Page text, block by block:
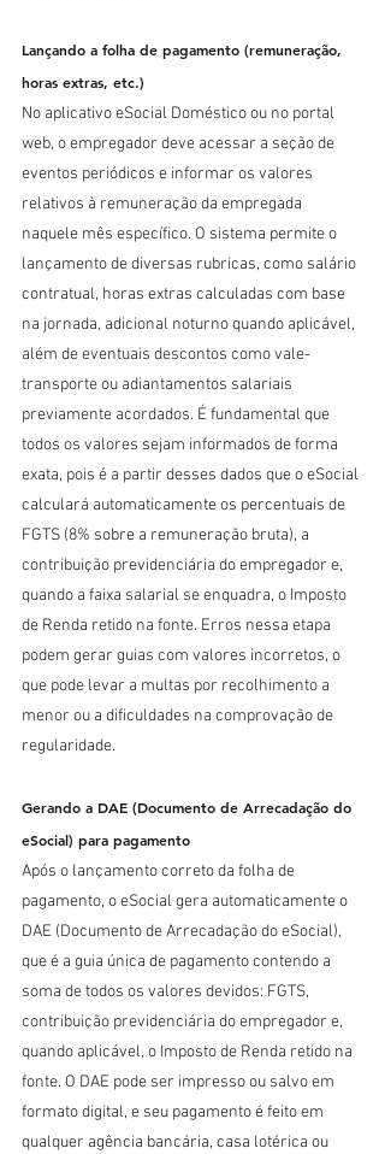
Lançando a folha de pagamento (remuneração,
horas extras, etc.)
No aplicativo eSocial Doméstico ou no portal
web, o empregador deve acessar a seção de
eventos periódicos e informar os valores
relativos à remuneração da empregada
naquele mês específico. O sistema permite o
lançamento de diversas rubricas, como salário
contratual, horas extras calculadas com base
na jornada, adicional noturno quando aplicável,
além de eventuais descontos como vale-
transporte ou adiantamentos salariais
previamente acordados. É fundamental que
todos os valores sejam informados de forma
exata, pois é a partir desses dados que o eSocial
calculará automaticamente os percentuais de
FGTS (8% sobre a remuneração bruta), a
contribuição previdenciária do empregador e,
quando a faixa salarial se enquadra, o Imposto
de Renda retido na fonte. Erros nessa etapa
podem gerar guias com valores incorretos, o
que pode levar a multas por recolhimento a
menor ou a dificuldades na comprovação de
regularidade.
Gerando a DAE (Documento de Arrecadação do
eSocial) para pagamento
Após o lançamento correto da folha de
pagamento, o eSocial gera automaticamente o
DAE (Documento de Arrecadação do eSocial),
que é a guia única de pagamento contendo a
soma de todos os valores devidos: FGTS,
contribuição previdenciária do empregador e,
quando aplicável, o Imposto de Renda retido na
fonte. O DAE pode ser impresso ou salvo em
formato digital, e seu pagamento é feito em
qualquer agência bancária, casa lotérica ou